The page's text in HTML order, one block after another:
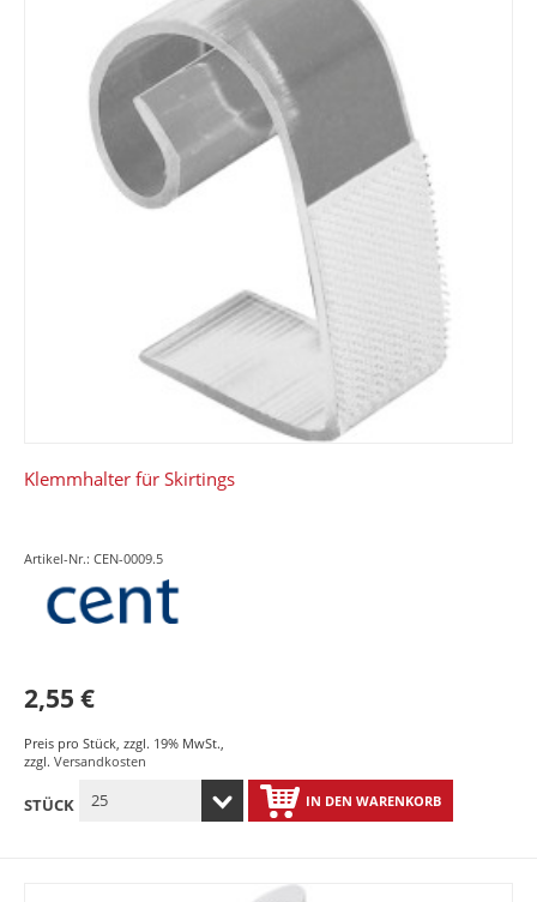
Klemmhalter für Skirtings
Artikel-Nr.: CEN-0009.5
2,55 €
Preis pro Stück zzgl. 19% MwSt.
zzgl. Versandkosten
STÜCK IN DEN WARENKORB